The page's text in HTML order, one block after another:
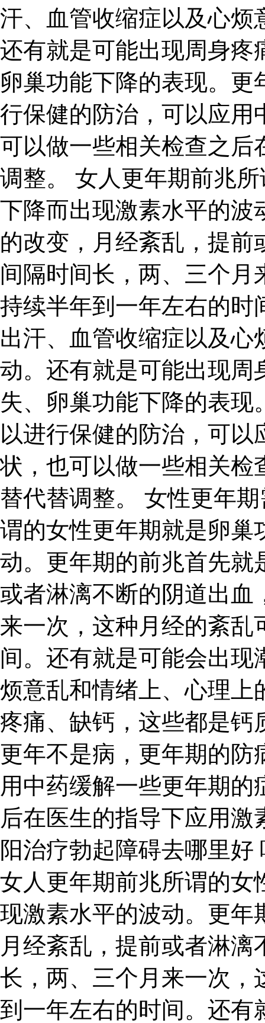
汗、血管收缩症以及心烦
还有就是可能出现周身疼
卵巢功能下降的表现。
行保健的防治，可以应用
可以做一些相关检查之后
调整。 女人更年期前兆
下降而出现激素水平的波
的改变，月经紊乱，提
间隔时间长，两、三个
持续半年到一年左右的时
出汗、血管收缩症以及
动。还有就是可能出现周
失、卵巢功能下降的表
以进行保健的防治，可
状，也可以做一些相关检
替代替调整。 女性更年
谓的女性更年期就是卵巢
动。更年期的前兆首先就
或者淋漓不断的阴道出血
来一次，这种月经的紊乱
间。还有就是可能会出
烦意乱和情绪上、心理上
疼痛、缺钙，这些都是钙
更年不是病，更年期的防
用中药缓解一些更年期
后在医生的指导下应用
阳治疗勃起障碍去哪里
女人更年期前兆所谓的女
现激素水平的波动。更年
月经紊乱，提前或者淋
长，两、三个月来一次，
到一年左右的时间。还有